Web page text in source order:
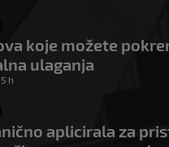
koje možete
ulaganja
h
aplicirala za